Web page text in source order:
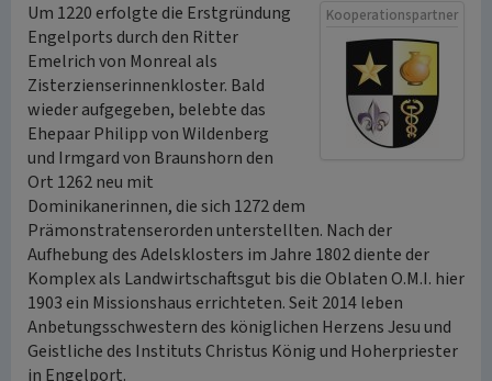
Kooperationspartner
Um 1220 erfolgte die Erstgründung
Engelports durch den Ritter
Emelrich von Monreal als
Zisterzienserinnenkloster. Bald
wieder aufgegeben, belebte das
Ehepaar Philipp von Wildenberg
und Irmgard von Braunshorn den
Ort 1262 neu mit
Dominikanerinnen, die sich 1272 dem
Prämonstratenserorden unterstellten. Nach der
Aufhebung des Adelsklosters im Jahre 1802 diente der
Komplex als Landwirtschaftsgut bis die Oblaten O.M.I. hier
1903 ein Missionshaus errichteten. Seit 2014 leben
Anbetungsschwestern des königlichen Herzens Jesu und
Geistliche des Instituts Christus König und Hoherpriester
in Engelport.